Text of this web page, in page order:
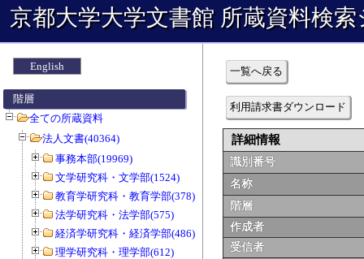
京都大学大学文書館 所蔵資料検
English
階層
全ての所蔵資料
法人文書(40364)
事務本部(19969)
文学研究科・文学部(1524)
教育学研究科・教育学部(378)
法学研究科・法学部(575)
経済学研究科・経済学部(486)
理学研究科・理学部(612)
一覧へ戻る
利用請求書ダウンロード
詳細情報
識別番号
名称
階層
作成者
受信者